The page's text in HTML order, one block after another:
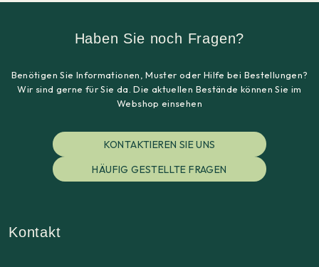
Haben Sie noch Fragen?
Benötigen Sie Informationen, Muster oder Hilfe bei Bestellungen?
Wir sind gerne für Sie da. Die aktuellen Bestände können Sie im
Webshop einsehen
KONTAKTIEREN SIE UNS
HÄUFIG GESTELLTE FRAGEN
Kontakt